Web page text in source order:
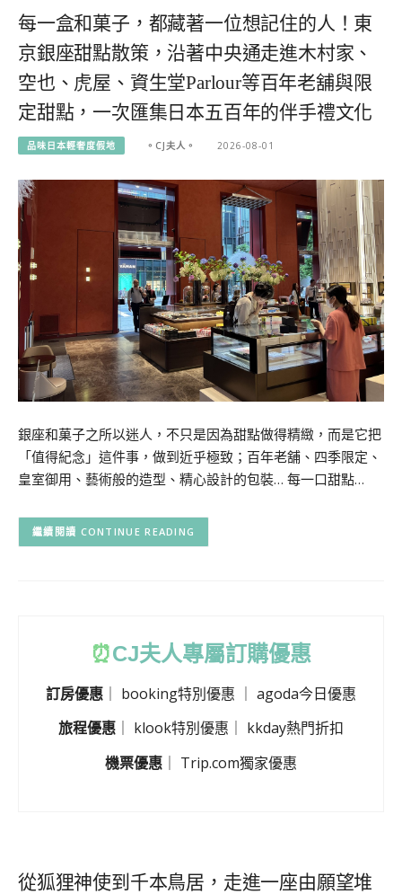
每一盒和菓子，都藏著一位想記住的人！東
京銀座甜點散策，沿著中央通走進木村家、
空也、虎屋、資生堂Parlour等百年老舖與限
定甜點，一次匯集日本五百年的伴手禮文化
品味日本輕奢度假地 。CJ夫人。 2026-08-01
銀座和菓子之所以迷人，不只是因為甜點做得精緻，而是它把
「值得紀念」這件事，做到近乎極致；百年老舖、四季限定、
皇室御用、藝術般的造型、精心設計的包裝… 每一口甜點…
CONTINUE READING
⏰CJ夫人專屬訂購優惠
訂房優惠 ｜ booking特別優惠 ｜ agoda今日優惠
旅程優惠
klook特別優惠
kkday熱門折扣
機票優惠
Trip.com獨家優惠
從狐狸神使到千本鳥居，走進一座由願望堆